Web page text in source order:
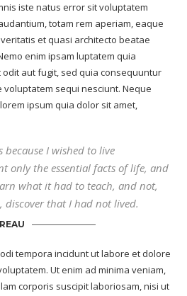
iste natus error sit voluptatem
totam rem aperiam, eaque
et quasi architecto beatae
enim ipsam luptatem quia
aut fugit, sed quia consequuntur
sequi nesciunt. Neque
ipsum quia dolor sit amet,
because I wished to live
only the essential facts of life, and
what it had to teach, and not,
discover that I had not lived.
tempora incidunt ut labore et dolore
Ut enim ad minima veniam,
corporis suscipit laboriosam, nisi ut